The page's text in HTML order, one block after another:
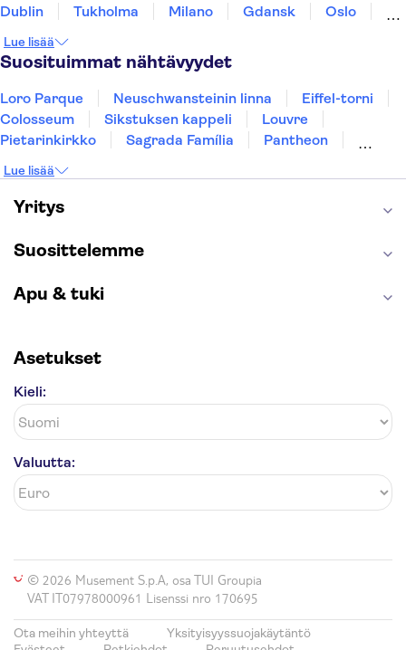
Dublin
Tukholma Milano Gdansk
Oslo
Tallinna
Ljubljana Riika
Lue lisää
Suosituimmat nähtävyydet
Loro Parque Neuschwansteinin linna
Eiffel-torni
Colosseum
Sikstuksen kappeli
Louvre
Pietarinkirkko
Sagrada Família
Pantheon
Keukenhof
London Eye
Montmartre
Wieliczkan suolakaivos
Lue lisää
Yritys
Suosittelemme
Apu & tuki
Asetukset
Kieli:
Valuutta:
© 2026 Musement S.p.A, osa TUI Groupia
VAT IT07978000961 Lisenssi nro 170695
Ota meihin yhteyttä
Yksityisyyssuojakäytäntö